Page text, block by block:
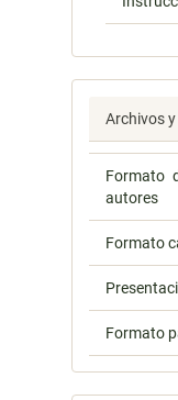
Archivos
Formato
autores
Formato
Formato